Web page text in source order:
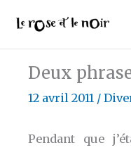
contenu
Deux
12 avril 2011 /
Pendant que